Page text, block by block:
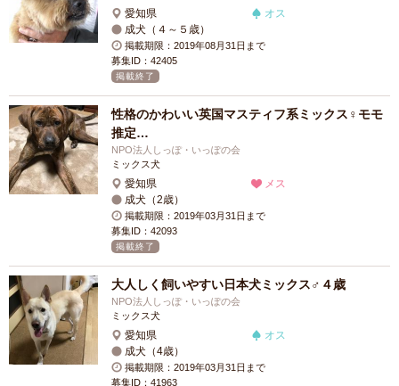
愛知県
オス
成犬（４～５歳）
掲載期限：2019年08月31日まで
募集ID：42405
掲載終了
性格のかわいい英国マスティフ系ミックス♀モモ
推定…
NPO法人しっぽ・いっぽの会
ミックス犬
愛知県
メス
成犬（2歳）
掲載期限：2019年03月31日まで
募集ID：42093
掲載終了
大人しく飼いやすい日本犬ミックス♂４歳
NPO法人しっぽ・いっぽの会
ミックス犬
愛知県
オス
成犬（4歳）
掲載期限：2019年03月31日まで
募集ID：41963